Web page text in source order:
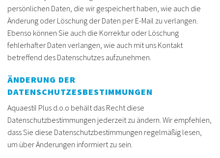
persönlichen Daten, die wir gespeichert haben, wie auch die
Änderung oder Löschung der Daten per E-Mail zu verlangen.
Ebenso können Sie auch die Korrektur oder Löschung
fehlerhafter Daten verlangen, wie auch mit uns Kontakt
betreffend des Datenschutzes aufzunehmen.
ÄNDERUNG DER
DATENSCHUTZESBESTIMMUNGEN
Aquaestil Plus d.o.o behält das Recht diese
Datenschutzbestimmungen jederzeit zu ändern. Wir empfehlen,
dass Sie diese Datenschutzbestimmungen regelmäßig lesen,
um über Änderungen informiert zu sein.